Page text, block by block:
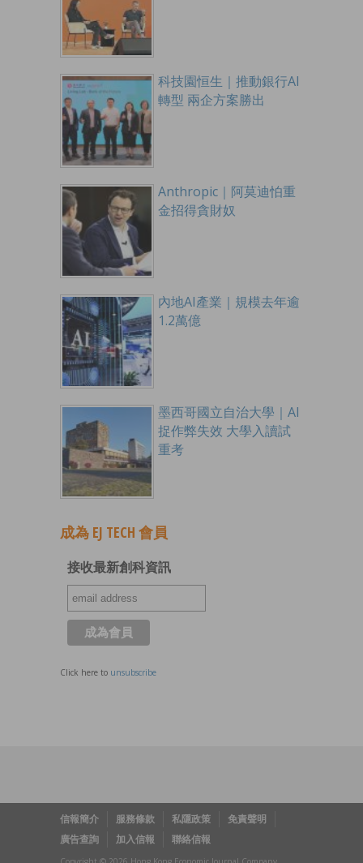
科技園恒生｜推動銀行AI
轉型 兩企方案勝出
Anthropic｜阿莫迪怕重
金招得貪財奴
內地AI產業｜規模去年逾
1.2萬億
墨西哥國立自治大學｜AI
捉作弊失效 大學入讀試
重考
成為 EJ TECH 會員
接收最新創科資訊
Click here to unsubscribe
信報簡介 服務條款 私隱政策
免責聲明
廣告查詢
加入信報 聯絡信報